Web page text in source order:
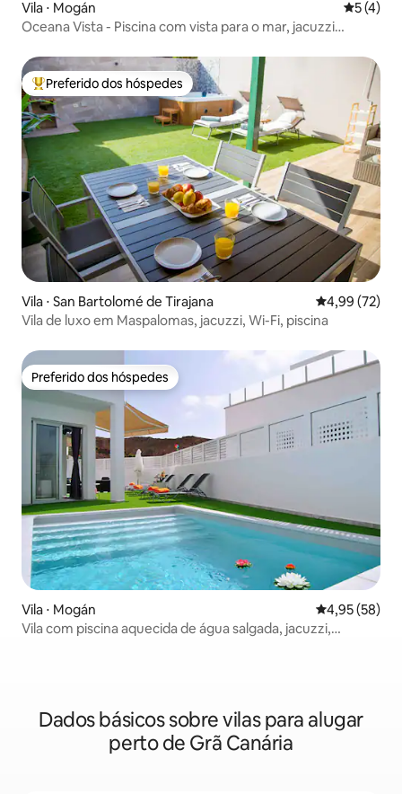
Vila ⋅ Mogán 5 de
5 (4)
Oceana Vista - Piscina com vista para o mar, jacuzzi
Entre os melhores preferidos dos hóspedes
Preferido dos hóspedes
Vila ⋅ San Bartolomé de Tirajana 4,99 de uma
4,99 (72)
Vila de luxo em Maspalomas, jacuzzi, Wi-Fi, piscina
Preferido dos hóspedes
Preferido dos hóspedes
Vila ⋅ Mogán 4,95 de uma
4,95 (58)
Vila com piscina aquecida de água salgada, jacuzzi,
Dados básicos sobre vilas para alugar
perto de Grã Canária